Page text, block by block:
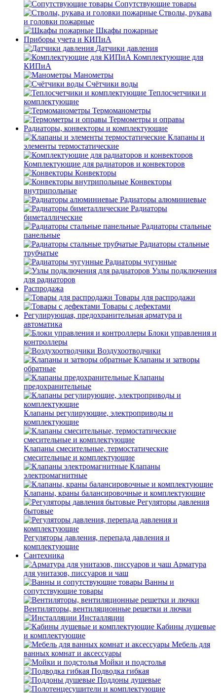
Сопутствующие товары
Стволы, рукава
и головки пожарные
Шкафы пожарные
Приборы учета и КИПиА
Датчики давления
Комплектующие для
КИПиА
Манометры
Счётчики воды
Теплосчетчики и
комплектующие
Термоманометры
Термометры и оправы
Радиаторы, конвекторы и комплектующие
Клапаны и
элементы термостатические
Комплектующие для радиаторов и конвекторов
Конвекторы
Конвекторы
внутрипольные
Радиаторы алюминиевые
Радиаторы
биметаллические
Радиаторы стальные
панельные
Радиаторы стальные
трубчатые
Радиаторы чугунные
Узлы подключения
для радиаторов
Распродажа
Товары для распродажи
Товары с дефектами
Регулирующая, предохранительная арматура и
автоматика
Блоки управления и
контроллеры
Воздухоотводчики
Клапаны и затворы
обратные
Клапаны
предохранительные
Клапаны регулирующие, электроприводы и
комплектующие
Клапаны смесительные, термостатические
смесительные и комплектующие
Клапаны
электромагнитные
Клапаны, краны балансировочные и комплектующие
Регуляторы давления
бытовые
Регуляторы давления, перепада давления и
комплектующие
Сантехника
Арматура
для унитазов, писсуаров и чаш
Ванны и
сопутствующие товары
Вентиляторы, вентиляционные решетки и лючки
Инсталляции
Кабины душевые
и комплектующие
Мебель для
ванных комнат и аксессуары
Мойки и подстолья
Подводка гибкая
Поддоны душевые